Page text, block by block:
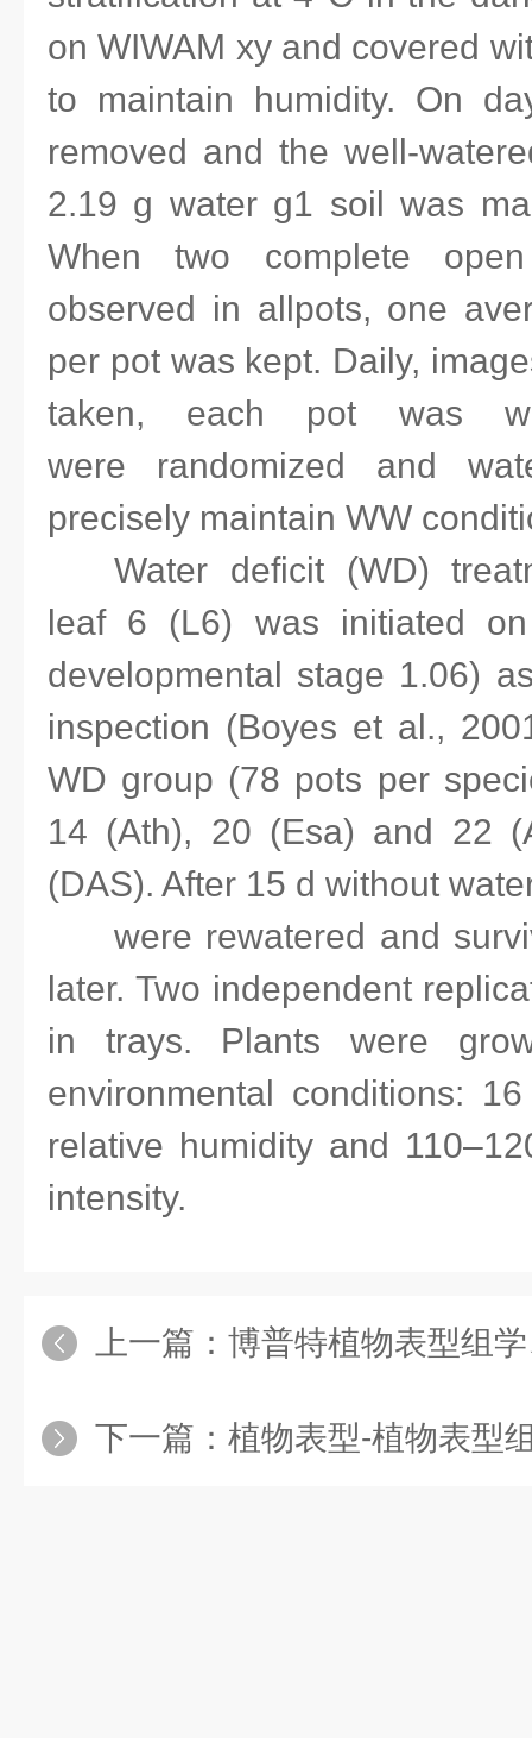
on WIWAM xy and covered
to maintain humidity. On
removed and the well-
2.19 g water g1 soil was
When two complete
observed in allpots, one
per pot was kept. Daily,
taken, each pot was
were randomized and
precisely maintain WW
Water deficit (WD)
leaf 6 (L6) was initiated
developmental stage 1.06)
inspection (Boyes et al.,
WD group (78 pots per
14 (Ath), 20 (Esa) and 22
(DAS). After 15 d without
were rewatered and
later. Two independent
in trays. Plants were
environmental conditions:
relative humidity and
intensity.
上一篇： 博普特植物表型组学、多光谱
下一篇： 植物表型-植物表型组学简述